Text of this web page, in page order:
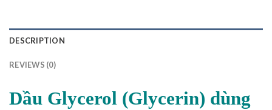
DESCRIPTION
REVIEWS (0)
Dầu Glycerol (Glycerin) dùng